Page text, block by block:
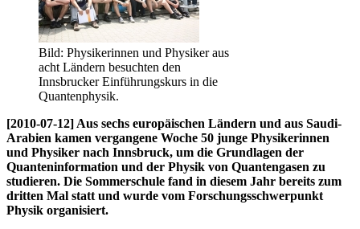
Bild: Physikerinnen und Physiker aus
acht Ländern besuchten den
Innsbrucker Einführungskurs in die
Quantenphysik.
[2010-07-12] Aus sechs europäischen Ländern und aus Saudi-
Arabien kamen vergangene Woche 50 junge Physikerinnen
und Physiker nach Innsbruck, um die Grundlagen der
Quanteninformation und der Physik von Quantengasen zu
studieren. Die Sommerschule fand in diesem Jahr bereits zum
dritten Mal statt und wurde vom Forschungsschwerpunkt
Physik organisiert.